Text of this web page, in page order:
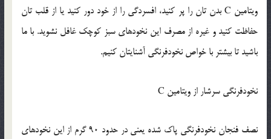
ویتامین C بدن تان را پر کنید، افسردگی را از خود دور کنید یا از قلب تان
حفاظت کنید و غیره از مصرف این نخودهای سبز کوچک غافل نشوید. با ما
باشید تا بیشتر با خواص نخودفرنگی آشنایتان کنیم.
نخودفرنگی سرشار از ویتامین C
نصف فنجان نخودفرنگی پاک شده یعنی در حدود 90 گرم از این نخودهای